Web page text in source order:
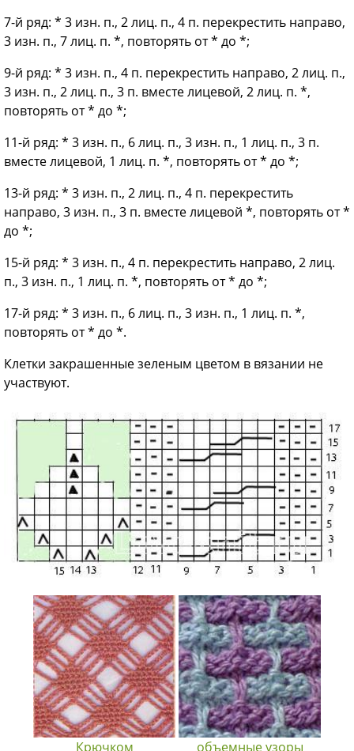
7-й ряд: * 3 изн. п., 2 лиц. п., 4 п. перекрестить направо,
3 изн. п., 7 лиц. п. *, повторять от * до *;
9-й ряд: * 3 изн. п., 4 п. перекрестить направо, 2 лиц. п.,
3 изн. п., 2 лиц. п., 3 п. вместе лицевой, 2 лиц. п. *,
повторять от * до *;
11-й ряд: * 3 изн. п., 6 лиц. п., 3 изн. п., 1 лиц. п., 3 п.
вместе лицевой, 1 лиц. п. *, повторять от * до *;
13-й ряд: * 3 изн. п., 2 лиц. п., 4 п. перекрестить
направо, 3 изн. п., 3 п. вместе лицевой *, повторять от *
до *;
15-й ряд: * 3 изн. п., 4 п. перекрестить направо, 2 лиц.
п., 3 изн. п., 1 лиц. п. *, повторять от * до *;
17-й ряд: * 3 изн. п., 6 лиц. п., 3 изн. п., 1 лиц. п. *,
повторять от * до *.
Клетки закрашенные зеленым цветом в вязании не
участвуют.
Крючком объемные узоры